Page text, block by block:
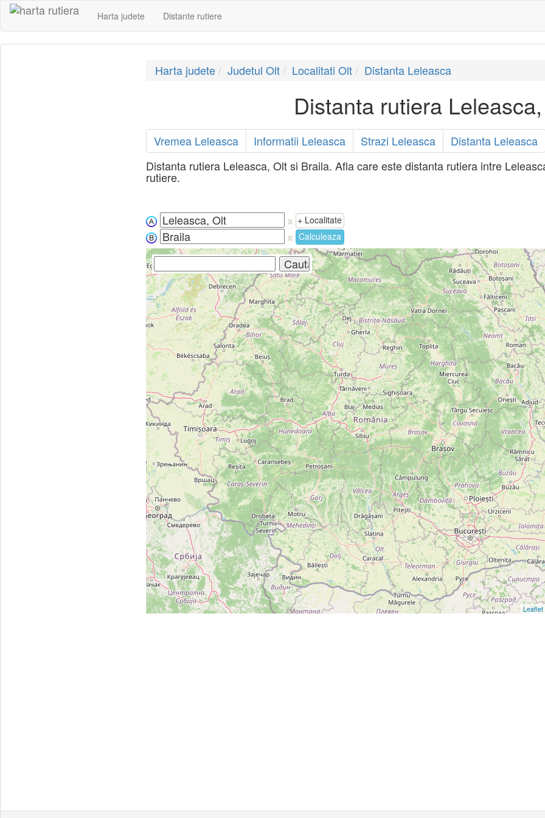
Harta judete Distante rutiere
Harta judete Judetul Olt Localitati Olt Distanta Leleasca
Distanta rutiera
Vremea Leleasca Informatii Leleasca Strazi Leleasca
Distanta Leleasca
Distanta rutiera Leleasca, Olt si Braila. Afla care este distanta rutiera intre
rutiere.
+ Localitate
Calculeaza
Leaflet